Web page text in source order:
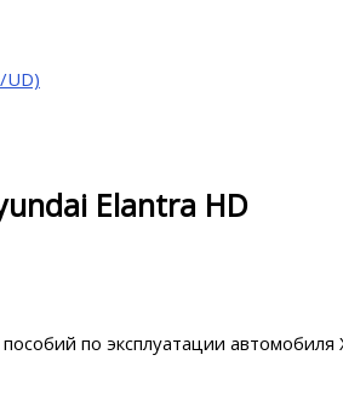
UD)
Elantra HD
по эксплуатации